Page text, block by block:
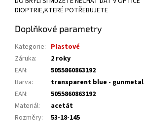
DIOPTRIE,KTERÉ POTŘEBUJETE
Doplňkové parametry
Kategorie: Plastové
Záruka:
2 roky
EAN:
5055860863192
Barva:
transparent blue - gunmetal
EAN:
5055860863192
Materiál:
acetát
Rozměry: 53-18-145